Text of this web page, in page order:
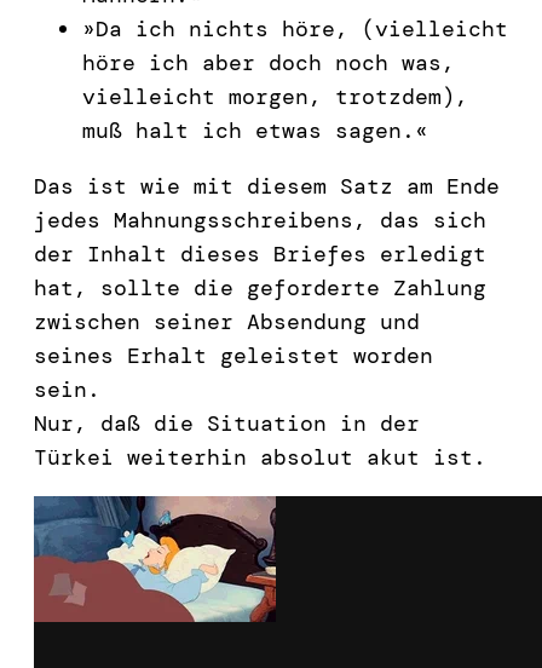
»Da ich nichts höre, (vielleicht
höre ich aber doch noch was,
vielleicht morgen, trotzdem),
muß halt ich etwas sagen.«
Das ist wie mit diesem Satz am Ende
jedes Mahnungsschreibens, das sich
der Inhalt dieses Briefes erledigt
hat, sollte die geforderte Zahlung
zwischen seiner Absendung und
seines Erhalt geleistet worden
sein.
Nur, daß die Situation in der
Türkei weiterhin absolut akut ist.